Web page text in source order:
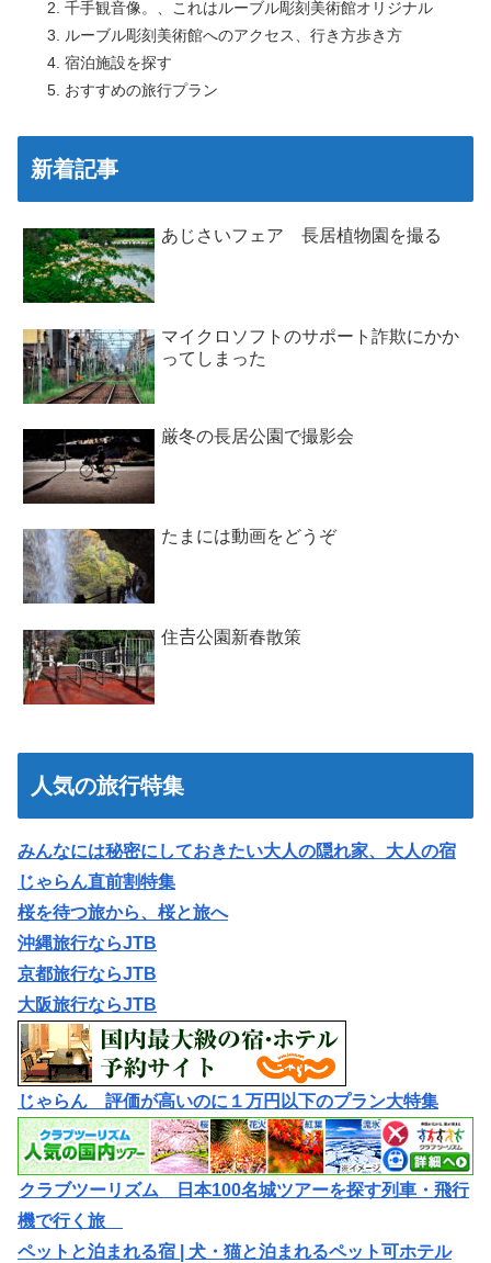
千手観音像。、これはルーブル彫刻美術館オリジナル
ルーブル彫刻美術館へのアクセス、行き方歩き方
宿泊施設を探す
おすすめの旅行プラン
新着記事
あじさいフェア 長居植物園を撮る
マイクロソフトのサポート詐欺にかか
ってしまった
厳冬の長居公園で撮影会
たまには動画をどうぞ
住𠮷公園新春散策
人気の旅行特集
みんなには秘密にしておきたい大人の隠れ家、大人の宿
じゃらん直前割特集
桜を待つ旅から、桜と旅へ
沖縄旅行ならJTB
京都旅行ならJTB
大阪旅行ならJTB
じゃらん 評価が高いのに１万円以下のプラン大特集
クラブツーリズム 日本100名城ツアーを探す列車・飛行
機で行く旅
ペットと泊まれる宿 | 犬・猫と泊まれるペット可ホテル